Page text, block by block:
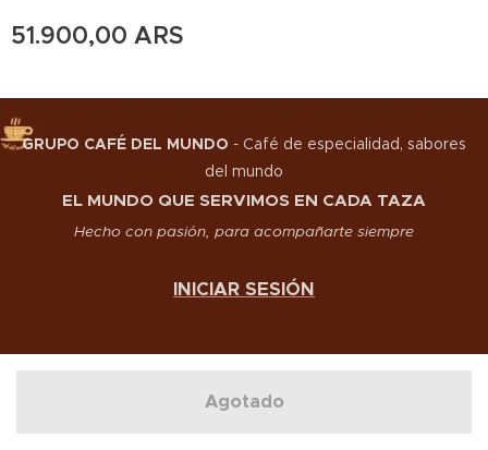
51.900,00 ARS
Agotado
GRUPO CAFÉ DEL MUNDO - Café de especialidad, sabores
del mundo
EL MUNDO QUE SERVIMOS EN CADA TAZA
Hecho con pasión, para acompañarte siempre
INICIAR SESIÓN